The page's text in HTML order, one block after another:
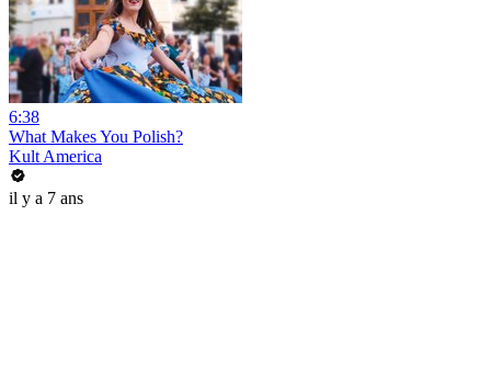
6:38
What Makes You Polish?
Kult America
il y a 7 ans